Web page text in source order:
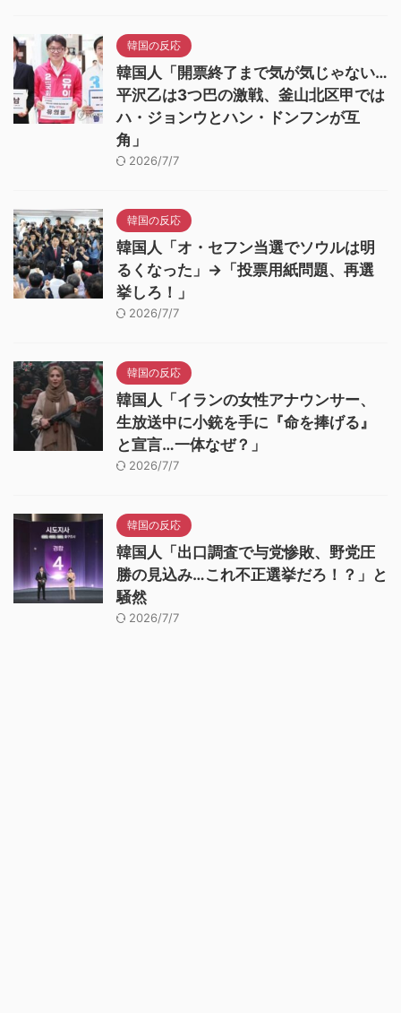
韓国の反応
韓国人「開票終了まで気が気じゃない…
平沢乙は3つ巴の激戦、釜山北区甲では
ハ・ジョンウとハン・ドンフンが互
角」
2026/7/7
韓国の反応
韓国人「オ・セフン当選でソウルは明
るくなった」→「投票用紙問題、再選
挙しろ！」
2026/7/7
韓国の反応
韓国人「イランの女性アナウンサー、
生放送中に小銃を手に『命を捧げる』
と宣言…一体なぜ？」
2026/7/7
韓国の反応
韓国人「出口調査で与党惨敗、野党圧
勝の見込み…これ不正選挙だろ！？」と
騒然
2026/7/7